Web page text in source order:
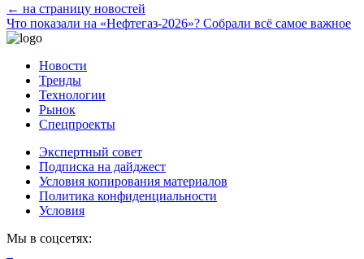
← на страницу новостей
Что показали на «Нефтегаз-2026»? Собрали всё самое важное
Новости
Тренды
Технологии
Рынок
Спецпроекты
Экспертный совет
Подписка на дайджест
Условия копирования материалов
Политика конфиденциальности
Условия
Мы в соцсетях: